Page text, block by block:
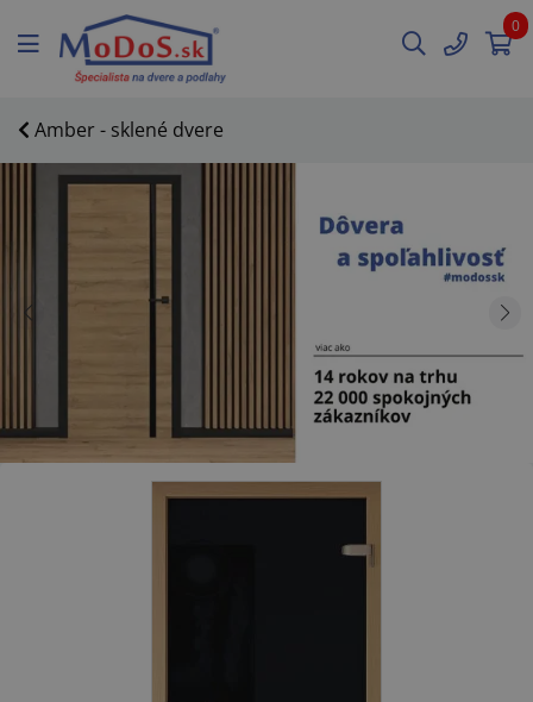
0
Amber - sklené dvere